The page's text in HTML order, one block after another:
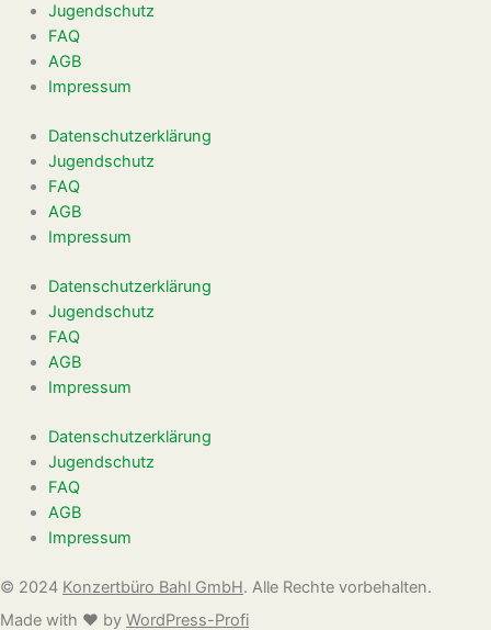
Jugendschutz
FAQ
AGB
Impressum
Datenschutzerklärung
Jugendschutz
FAQ
AGB
Impressum
Datenschutzerklärung
Jugendschutz
FAQ
AGB
Impressum
Datenschutzerklärung
Jugendschutz
FAQ
AGB
Impressum
© 2024 Konzertbüro Bahl GmbH. Alle Rechte vorbehalten.
Made with ❤️ by WordPress-Profi